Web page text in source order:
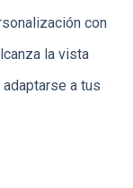
con
la vista
a tus